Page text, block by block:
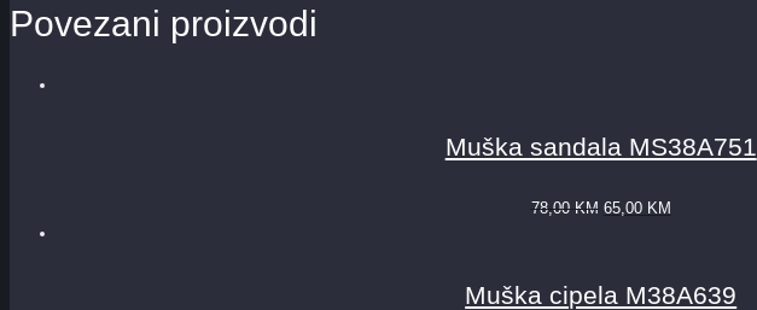
Povezani proizvodi
Muška sandala MS38A751
78,00 KM 65,00 KM
Muška cipela M38A639